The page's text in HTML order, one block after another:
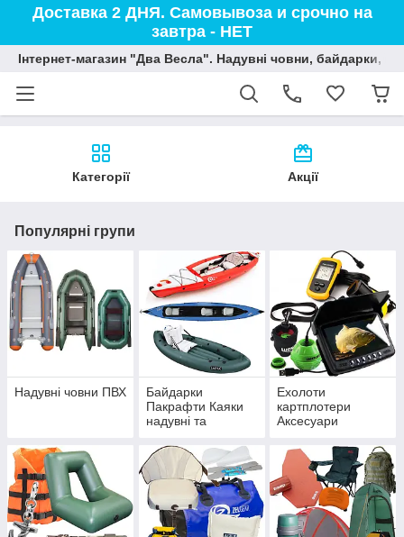
Доставка 2 ДНЯ. Самовывоза и срочно на
завтра - НЕТ
Інтернет-магазин "Два Весла". Надувні човни, байдарки,
Категорії Акції
Популярні групи
Надувні човни ПВХ
Байдарки
Пакрафти Каяки
надувні та
Ехолоти
картплотери
Аксесуари
відеокамери